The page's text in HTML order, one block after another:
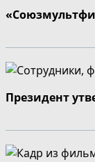
Президент